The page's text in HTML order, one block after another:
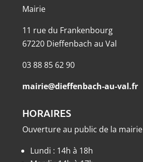
Mairie
11 rue du Frankenbourg
67220 Dieffenbach au Val
03 88 85 62 90
mairie@dieffenbach-au-val.fr
HORAIRES
Ouverture au public de la mairie
Lundi : 14h à 18h